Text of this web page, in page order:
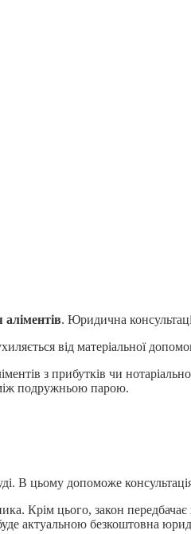
. Юридична
від матеріальної
з прибутків чи
подружньою парою.
В цьому допоможе
Крім цього, закон передбачає
актуальною безкоштовна